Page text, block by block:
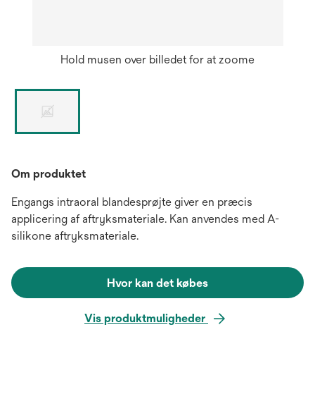
Hold musen over billedet for at zoome
Om produktet
Engangs intraoral blandesprøjte giver en præcis
applicering af aftryksmateriale. Kan anvendes med A-
silikone aftryksmateriale.
Hvor kan det købes
Vis produktmuligheder